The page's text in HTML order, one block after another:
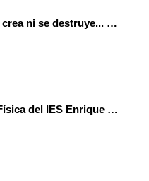
La energía ni se crea ni se destruye... ¡se experimenta! El Tierno en la Feria Madrid es Ciencia 2026
El Gabinete de Física del IES Enrique Tierno Galván de Parla (Curso 25-26)